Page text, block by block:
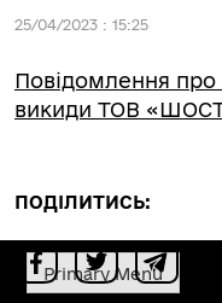
25/04/2023 : 15:25
Повідомлення про
викиди ТОВ
ПОДІЛИТИСЬ:
Primary Menu